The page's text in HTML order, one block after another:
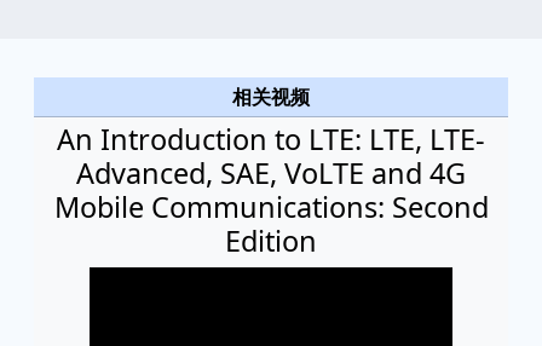
相关视频
An Introduction to LTE: LTE, LTE-
Advanced, SAE, VoLTE and 4G
Mobile Communications: Second
Edition